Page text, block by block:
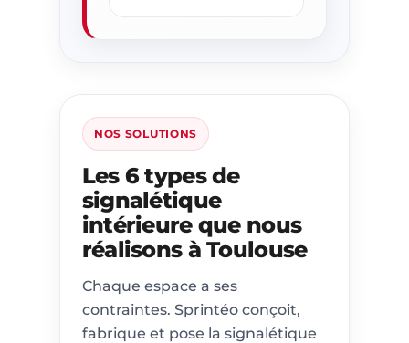
NOS SOLUTIONS
Les 6 types de
signalétique
intérieure que nous
réalisons à Toulouse
Chaque espace a ses
contraintes. Sprintéo conçoit,
fabrique et pose la signalétique